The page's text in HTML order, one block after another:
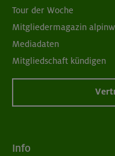
Tour der Woche
Mitgliedermagazin
Mediadaten
Mitgliedschaft kündigen
Info